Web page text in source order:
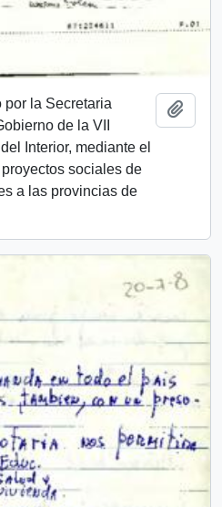
por la Secretaria
de la VII
Interior, mediante el
sociales de
a las provincias de